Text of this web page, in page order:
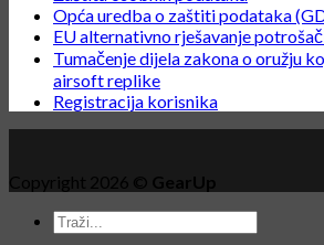
Opća uredba o zaštiti podataka
EU alternativno rješavanje
Tumačenje dijela zakona o oružju
airsoft replike
Registracija korisnika
Copyright 2026 © GearUp